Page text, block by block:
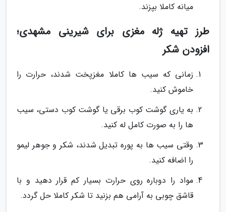
میانه کاملا بپزند.
طرز تهیه ژله مغزی برای شیرینی مشهدی؛
افزودن شکر
زمانی که سیب ها کاملا مغزپخت شدند، حرارت را
خاموش کنید.
به یاری گوشت کوب برقی یا گوشت کوب دستی، سیب
ها را به صورت کامل له کنید.
وقتی سیب ها به پوره تبدیل شدند، شکر و جوهر لیمو
را اضافه کنید.
مواد را دوباره روی حرارت بسیار کم قرار دهید و با
قاشق چوبی به آرامی هم بزنید تا شکر کاملا حل گردد.